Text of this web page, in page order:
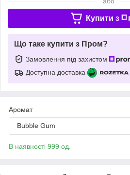
Купити з
Що таке купити з Пром?
Замовлення під захистом
Доступна доставка
Аромат
Bubble Gum
В наявності 999 од.